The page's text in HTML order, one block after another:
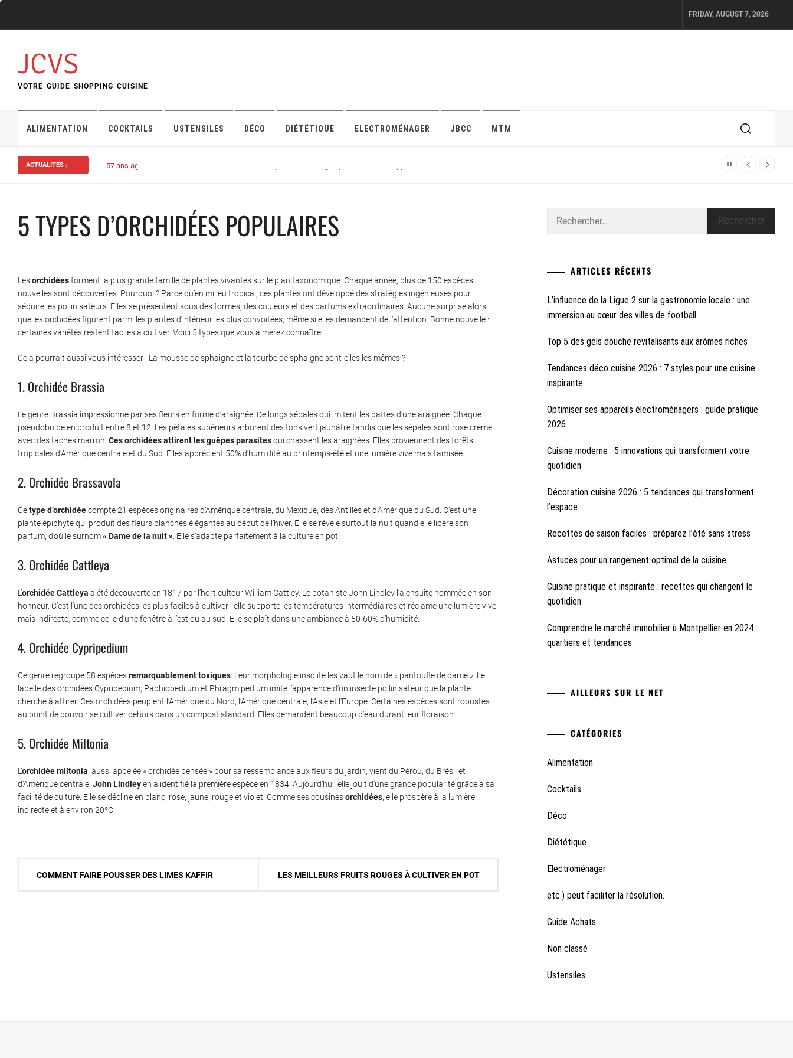
content
FRIDAY, AUGUST 7, 2026
JCVS
VOTRE GUIDE SHOPPING CUISINE
ALIMENTATION COCKTAILS USTENSILES DÉCO DIÉTÉTIQUE ELECTROMÉNAGER JBCC MTM
ACTUALITÉS : 57 ans ago
5 TYPES D’ORCHIDÉES POPULAIRES
Lesorchidéesforment la plus grande famille de plantes vivantes sur le plan taxonomique. Chaque année, plus de 150 espèces
nouvelles sont découvertes. Pourquoi ? Parce qu’en milieu tropical, ces plantes ont développé des stratégies ingénieuses pour
séduire les pollinisateurs. Elles se présentent sous des formes, des couleurs et des parfums extraordinaires. Aucune surprise alors
que les orchidées figurent parmi les plantes d’intérieur les plus convoitées, même si elles demandent de l’attention. Bonne nouvelle :
certaines variétés restent faciles à cultiver. Voici 5 types que vous aimerez connaître.
Cela pourrait aussi vous intéresser : La mousse de sphaigne et la tourbe de sphaigne sont-elles les mêmes ?
1. Orchidée Brassia
Le genre Brassia impressionne par ses fleurs en forme d’araignée. De longs sépales qui imitent les pattes d’une araignée. Chaque
pseudobulbe en produit entre 8 et 12. Les pétales supérieurs arborent des tons vert jaunâtre tandis que les sépales sont rose crème
avec des taches marron. Ces orchidées attirent les guêpes parasitesqui chassent les araignées. Elles proviennent des forêts
tropicales d’Amérique centrale et du Sud. Elles apprécient 50% d’humidité au printemps-été et une lumière vive mais tamisée.
2. Orchidée Brassavola
Cetype d’orchidéecompte 21 espèces originaires d’Amérique centrale, du Mexique, des Antilles et d’Amérique du Sud. C’est une
plante épiphyte qui produit des fleurs blanches élégantes au début de l’hiver. Elle se révèle surtout la nuit quand elle libère son
parfum, d’où le surnom« Dame de la nuit » . Elle s’adapte parfaitement à la culture en pot.
3. Orchidée Cattleya
L’orchidée Cattleya a été découverte en 1817 par l’horticulteur William Cattley. Le botaniste John Lindley l’a ensuite nommée en son
honneur. C’est l’une des orchidées les plus faciles à cultiver : elle supporte les températures intermédiaires et réclame une lumière vive
mais indirecte, comme celle d’une fenêtre à l’est ou au sud. Elle se plaît dans une ambiance à 50-60% d’humidité.
4. Orchidée Cypripedium
Ce genre regroupe 58 espècesremarquablement toxiques . Leur morphologie insolite les vaut le nom de « pantoufle de dame ». Le
labelle des orchidées Cypripedium, Paphiopedilum et Phragmipedium imite l’apparence d’un insecte pollinisateur que la plante
cherche à attirer. Ces orchidées peuplent l’Amérique du Nord, l’Amérique centrale, l’Asie et l’Europe. Certaines espèces sont robustes
au point de pouvoir se cultiver dehors dans un compost standard. Elles demandent beaucoup d’eau durant leur floraison.
5. Orchidée Miltonia
L’orchidée miltonia, aussi appelée « orchidée pensée » pour sa ressemblance aux fleurs du jardin, vient du Pérou, du Brésil et
d’Amérique centrale. John Lindleyen a identifié la première espèce en 1834. Aujourd’hui, elle jouit d’une grande popularité grâce à sa
facilité de culture. Elle se décline en blanc, rose, jaune, rouge et violet. Comme ses cousinesorchidées, elle prospère à la lumière
indirecte et à environ 20ºC.
COMMENT FAIRE POUSSER DES LIMES KAFFIR LES MEILLEURS FRUITS ROUGES À CULTIVER EN POT
ARTICLES RÉCENTS
L’influence de la Ligue 2 sur la gastronomie locale : une
immersion au cœur des villes de football
Top 5 des gels douche revitalisants aux arômes riches
Tendances déco cuisine 2026 : 7 styles pour une cuisine
inspirante
Optimiser ses appareils électroménagers : guide pratique
2026
Cuisine moderne : 5 innovations qui transforment votre
quotidien
Décoration cuisine 2026 : 5 tendances qui transforment
l’espace
Recettes de saison faciles : préparez l’été sans stress
Astuces pour un rangement optimal de la cuisine
Cuisine pratique et inspirante : recettes qui changent le
quotidien
Comprendre le marché immobilier à Montpellier en 2024 :
quartiers et tendances
AILLEURS SUR LE NET
CATÉGORIES
Alimentation
Cocktails
Déco
Diététique
Electroménager
etc.) peut faciliter la résolution.
Guide Achats
Non classé
Ustensiles